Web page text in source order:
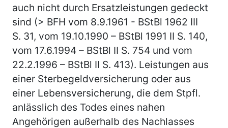
auch nicht durch Ersatzleistungen gedeckt
sind (> BFH vom 8.9.1961 - BStBl 1962 III
S. 31, vom 19.10.1990 – BStBl 1991 II S. 140,
vom 17.6.1994 – BStBl II S. 754 und vom
22.2.1996 – BStBl II S. 413). Leistungen aus
einer Sterbegeldversicherung oder aus
einer Lebensversicherung, die dem Stpfl.
anlässlich des Todes eines nahen
Angehörigen außerhalb des Nachlasses